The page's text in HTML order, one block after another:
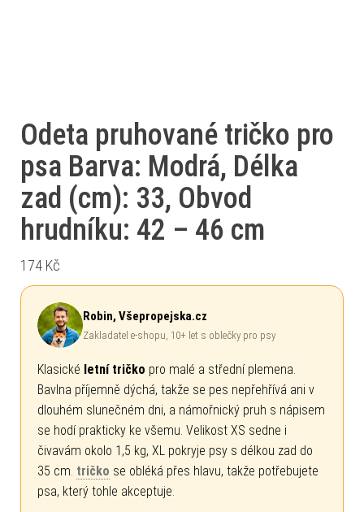
Odeta pruhované tričko pro
psa Barva: Modrá, Délka
zad (cm): 33, Obvod
hrudníku: 42 – 46 cm
174 Kč
Robin, Všepropejska.cz
Zakladatel e-shopu, 10+ let s oblečky pro psy
Klasické letní tričko pro malé a střední plemena.
Bavlna příjemně dýchá, takže se pes nepřehřívá ani v
dlouhém slunečném dni, a námořnický pruh s nápisem
se hodí prakticky ke všemu. Velikost XS sedne i
čivavám okolo 1,5 kg, XL pokryje psy s délkou zad do
35 cm. tričko se obléká přes hlavu, takže potřebujete
psa, který tohle akceptuje.